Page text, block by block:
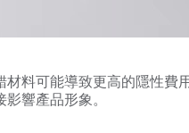
材料可能導致更高的隱性費
響產品形象。